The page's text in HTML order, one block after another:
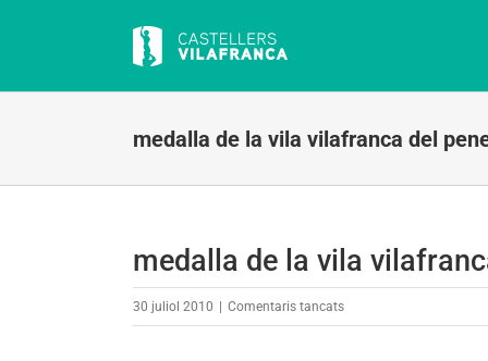
medalla de la vila vilafranca del
medalla de la vila
30 juliol 2010 Comentaris tancatsa